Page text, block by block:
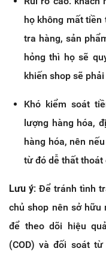
họ không mất tiền
tra hàng, sản
hỏng thì họ sẽ
khiến shop sẽ
Khó kiểm soát
lượng hàng hóa,
hàng hóa, nên
từ đó dễ thất thoát
Lưu ý: Để tránh tình
chủ shop nên sở hữu
để theo dõi hiệu
(COD) và đối soát